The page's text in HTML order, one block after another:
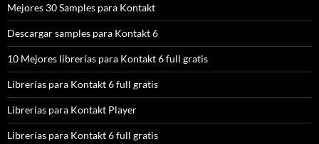
Mejores 30 Samples para Kontakt
Descargar samples para Kontakt 6
10 Mejores librerías para Kontakt 6 full gratis
Librerías para Kontakt 6 full gratis
Librerías para Kontakt Player
Librerías para Kontakt 6 full gratis